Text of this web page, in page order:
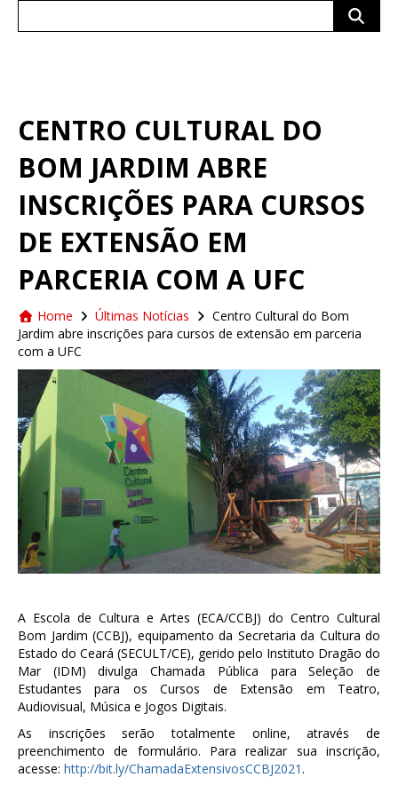
CENTRO CULTURAL DO
BOM JARDIM ABRE
INSCRIÇÕES PARA CURSOS
DE EXTENSÃO EM
PARCERIA COM A UFC
Home Últimas Notícias
Centro Cultural do Bom
Jardim abre inscrições para cursos de extensão em parceria
com a UFC
A Escola de Cultura e Artes (ECA/CCBJ) do Centro Cultural
Bom Jardim (CCBJ), equipamento da Secretaria da Cultura do
Estado do Ceará (SECULT/CE), gerido pelo Instituto Dragão do
Mar (IDM) divulga Chamada Pública para Seleção de
Estudantes para os Cursos de Extensão em Teatro,
Audiovisual, Música e Jogos Digitais.
As inscrições serão totalmente online, através de
preenchimento de formulário. Para realizar sua inscrição,
acesse: http://bit.ly/ChamadaExtensivosCCBJ2021 .